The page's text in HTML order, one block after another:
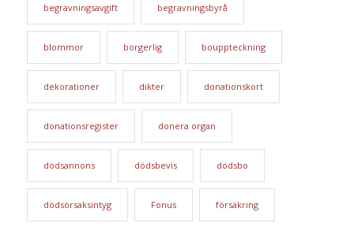
begravningsavgift begravningsbyrå
blommor borgerlig bouppteckning
dekorationer dikter donationskort
donationsregister donera organ
dödsannons dödsbevis dödsbo
dödsorsaksintyg Fonus försäkring